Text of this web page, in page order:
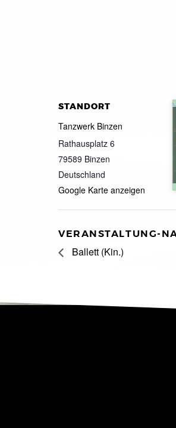
STANDORT
Tanzwerk Binzen
Rathausplatz 6
79589 Binzen
Deutschland
Google Karte anzeigen
VERANSTALTUNG-
Ballett (Kin.)